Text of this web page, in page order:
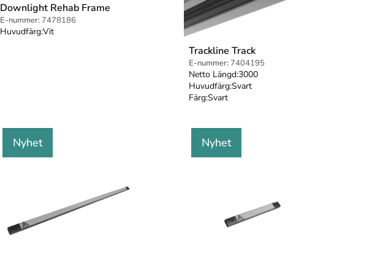
Downlight Rehab Frame
E-nummer: 7478186
Huvudfärg:Vit
Trackline Track
E-nummer: 7404195
Netto Längd:3000
Huvudfärg:Svart
Färg:Svart
Nyhet Nyhet